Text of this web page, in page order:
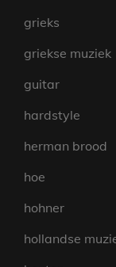
grieks
griekse muziek
guitar
hardstyle
herman brood
hoe
hohner
hollandse